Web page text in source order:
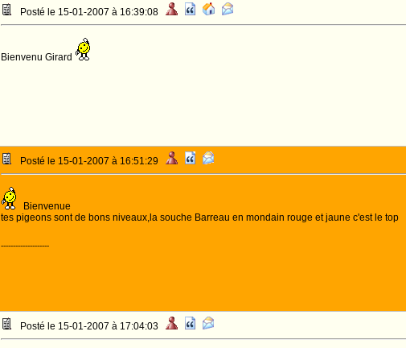
Posté le 15-01-2007 à 16:39:08
Bienvenu Girard
Posté le 15-01-2007 à 16:51:29
Bienvenue
tes pigeons sont de bons niveaux,la souche Barreau en mondain rouge et jaune c'est le top
--------------------
Posté le 15-01-2007 à 17:04:03